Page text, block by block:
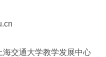
海交通大学教学发展中心